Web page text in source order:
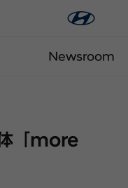
Newsroom
体「more